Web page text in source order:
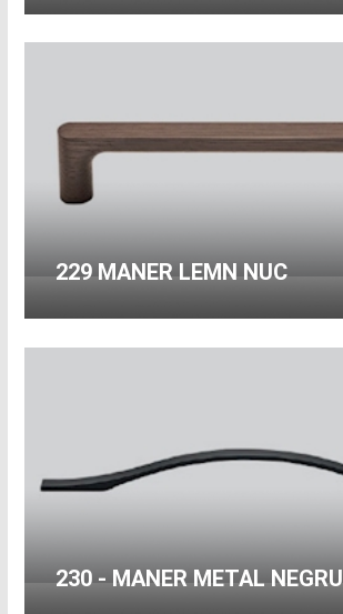
229 MANER LEMN NUC
230 - MANER METAL NEGRU